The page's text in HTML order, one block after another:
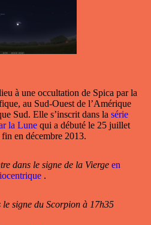
à une occultation de Spica par la
au Sud-Ouest de l’Amérique
Sud. Elle s’inscrit dans la série
la Lune qui a débuté le 25 juillet
en décembre 2013.
dans le signe de la Vierge en
.
le signe du Scorpion à 17h35